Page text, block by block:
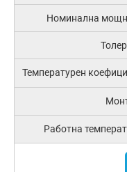
Номинална
Температурен
Работна